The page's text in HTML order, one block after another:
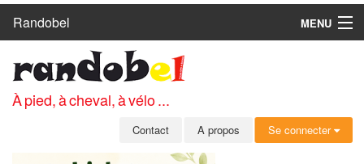
Randobel
MENU
CIRCUITS
CLUBS
À pied, à cheval, à vélo ...
Contact A propos Se connecter